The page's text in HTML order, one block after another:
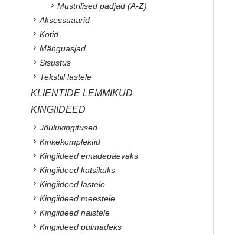
Mustrilised padjad (A-Z)
Aksessuaarid
Kotid
Mänguasjad
Sisustus
Tekstiil lastele
KLIENTIDE LEMMIKUD
KINGIIDEED
Jõulukingitused
Kinkekomplektid
Kingiideed emadepäevaks
Kingiideed katsikuks
Kingiideed lastele
Kingiideed meestele
Kingiideed naistele
Kingiideed pulmadeks